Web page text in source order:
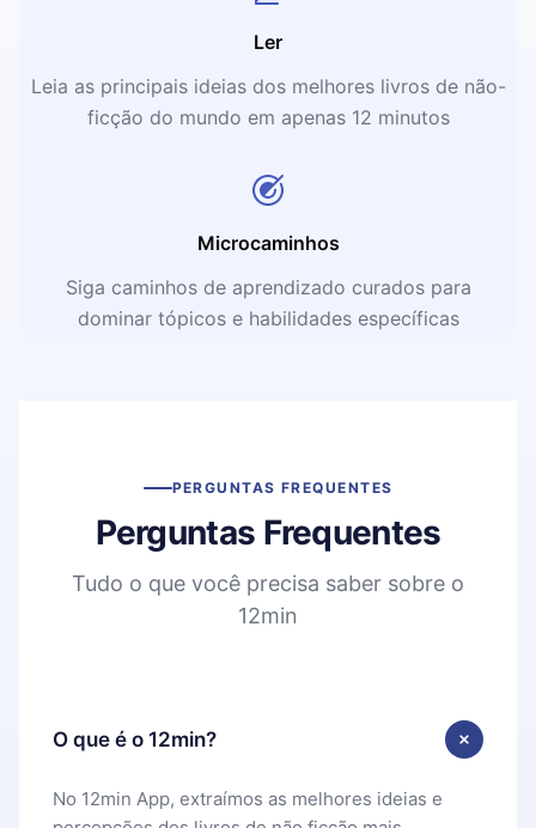
Ler
Leia as principais ideias dos melhores livros de não-
ficção do mundo em apenas 12 minutos
Microcaminhos
Siga caminhos de aprendizado curados para
dominar tópicos e habilidades específicas
PERGUNTAS FREQUENTES
Perguntas Frequentes
Tudo o que você precisa saber sobre o
12min
O que é o 12min?
No 12min App, extraímos as melhores ideias e